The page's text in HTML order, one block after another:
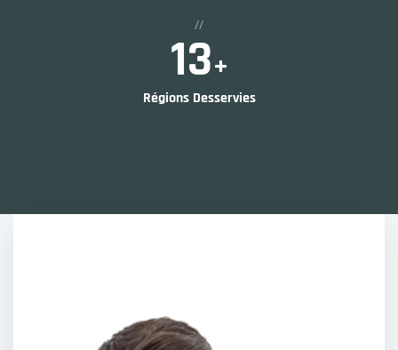
//
19+
Régions Desservies